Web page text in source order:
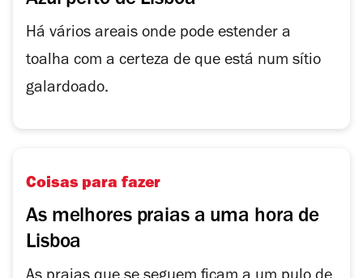
Há vários areais onde pode estender a
toalha com a certeza de que está num sítio
galardoado.
Coisas para fazer
As melhores praias a uma hora de
Lisboa